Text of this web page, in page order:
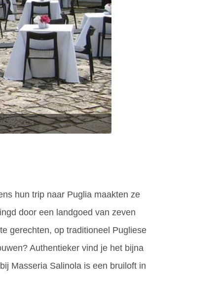
hun trip naar Puglia maakten ze
door een landgoed van zeven
gerechten, op traditioneel Pugliese
Authentieker vind je het bijna
Masseria Salinola is een bruiloft in